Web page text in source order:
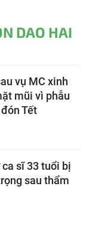
DAO HAI
vụ MC xinh
mũi vì phẫu
Tết
sĩ 33 tuổi bị
sau thẩm